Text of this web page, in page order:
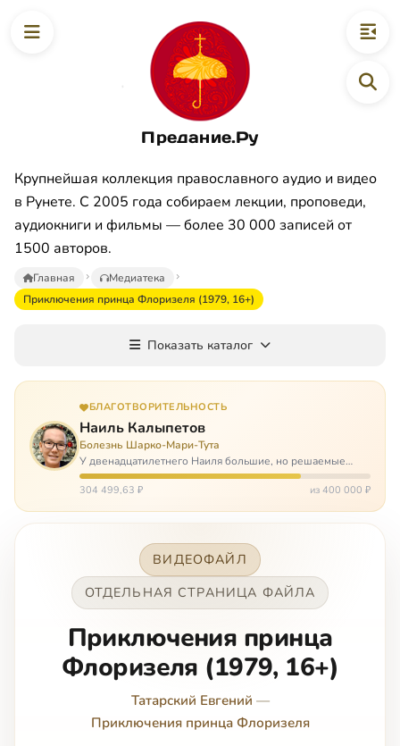
Предание.Ру
Крупнейшая коллекция православного аудио и видео
в Рунете. С 2005 года собираем лекции, проповеди,
аудиокниги и фильмы — более 30 000 записей от
1500 авторов.
Главная
Медиатека
Приключения принца Флоризеля (1979, 16+)
Показать каталог
БЛАГОТВОРИТЕЛЬНОСТЬ
Наиль Калыпетов
Болезнь Шарко-Мари-Тута
У двенадцатилетнего Наиля большие, но решаемые
проблемы. Он болен редкой болезнью, которая ставит
перед ним множество непростых задача, угрожая в
304 499,63 ₽ из 400 000 ₽
ВИДЕОФАЙЛ
ОТДЕЛЬНАЯ СТРАНИЦА ФАЙЛА
Приключения принца
Флоризеля (1979, 16+)
Татарский Евгений —
Приключения принца Флоризеля